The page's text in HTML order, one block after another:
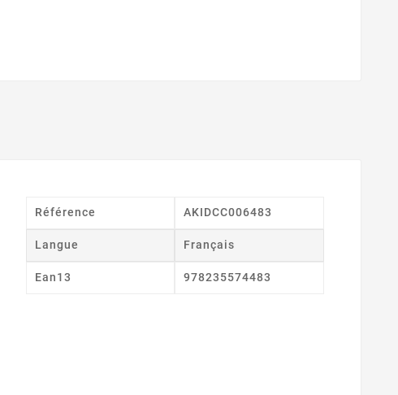
Référence AKIDCC006483
Langue Français
Ean13 978235574483